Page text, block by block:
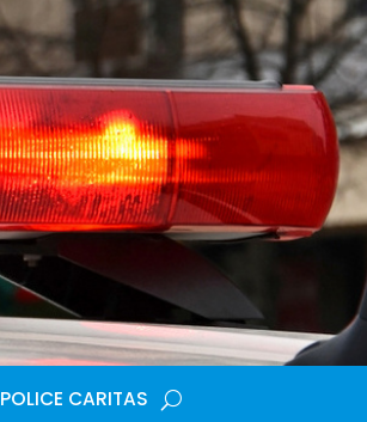
POLICE CARITAS